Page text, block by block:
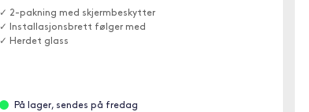
✓ 2-pakning med skjermbeskytter
✓ Installasjonsbrett følger med
✓ Herdet glass
På lager, sendes på fredag